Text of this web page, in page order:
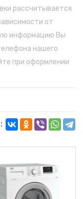
рассчитывается
от
информацию Вы
нашего
при оформлении